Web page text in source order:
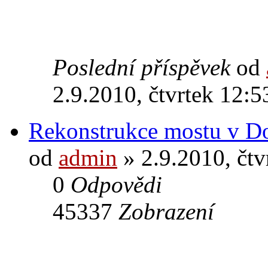
Poslední příspěvek od
2.9.2010, čtvrtek
Rekonstrukce mostu v
od admin » 2.9.2010,
0 Odpovědi
45337 Zobrazení